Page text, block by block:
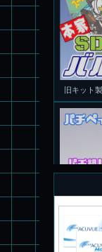
旧キット
パチ組塗
イ・フォ